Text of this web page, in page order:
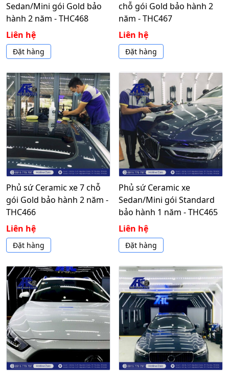
Sedan/Mini gói Gold bảo
hành 2 năm - THC468
Liên hệ
Đặt hàng
chỗ gói Gold bảo hành 2
năm - THC467
Liên hệ
Đặt hàng
Phủ sứ Ceramic xe 7 chỗ
gói Gold bảo hành 2 năm -
THC466
Liên hệ
Đặt hàng
Phủ sứ Ceramic xe
Sedan/Mini gói Standard
bảo hành 1 năm - THC465
Liên hệ
Đặt hàng